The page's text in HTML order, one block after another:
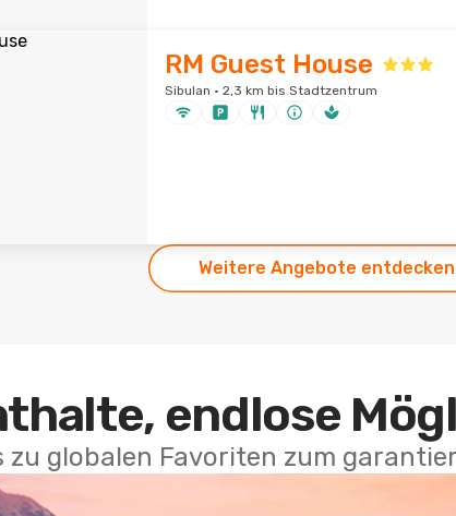
RM Guest House
Sibulan · 2,3 km bis Stadtzentrum
Weitere Angebote entdecken
endlose
zu globalen Favoriten zum